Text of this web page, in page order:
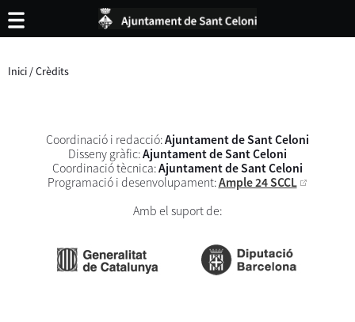
Inici /Crèdits
Coordinació i redacció:Ajuntament de Sant Celoni
Disseny gràfic:Ajuntament de Sant Celoni
Coordinació tècnica:Ajuntament de Sant Celoni
Programació i desenvolupament:Ample 24 SCCL
Amb el suport de: